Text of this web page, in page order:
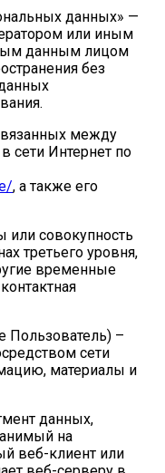
данных» —
или иным
данным лицом
без
между
сети Интернет по
, а также его
или совокупность
третьего уровня,
временные
Пользователь) –
сети
материалы и
данных,
на
веб-клиент или